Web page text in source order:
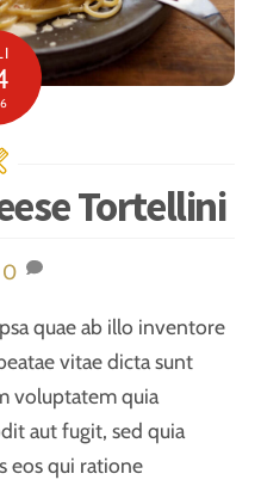
Tortellini
0
quae ab illo inventore
vitae dicta sunt
voluptatem quia
aut fugit, sed quia
eos qui ratione